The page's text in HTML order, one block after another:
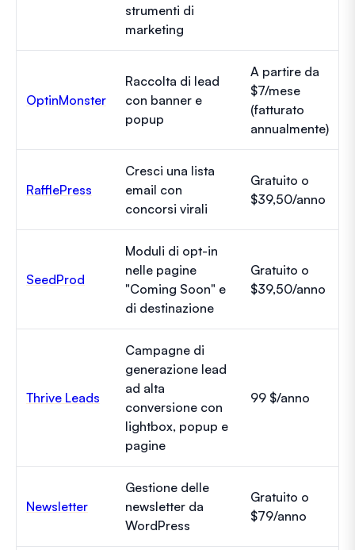
strumenti di
marketing
OptinMonster
Raccolta di lead
con banner e
popup
A partire da
$7/mese
(fatturato
annualmente)
RafflePress
Cresci una lista
email con
concorsi virali
Gratuito o
$39,50/anno
SeedProd
Moduli di opt-in
nelle pagine
"Coming Soon" e
di destinazione
Gratuito o
$39,50/anno
Thrive Leads
Campagne di
generazione lead
ad alta
conversione con
lightbox, popup e
pagine
99 $/anno
Newsletter
Gestione delle
newsletter da
WordPress
Gratuito o
$79/anno